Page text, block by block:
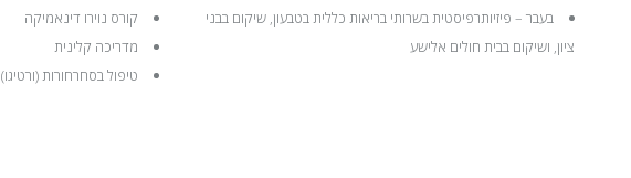
בעבר – פיזיותרפיסטית בשרותי בריאות כללית בטבעון, שיקום בבני
ציון, ושיקום בבית חולים אלישע
קורס נוירו דינאמיקה
מדריכה קלינית
טיפול בסחרחורות (ורטיגו)